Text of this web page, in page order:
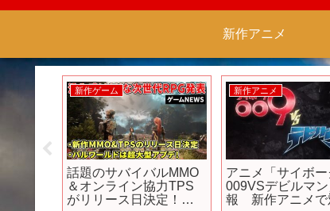
新作アニメ
新作ゲーム
話題のサバイバルMMO
＆オンライン協力TPS
がリリース日決定！美
新作アニメ
アニメ「サイボー
009VSデビルマ
報 新作アニメで